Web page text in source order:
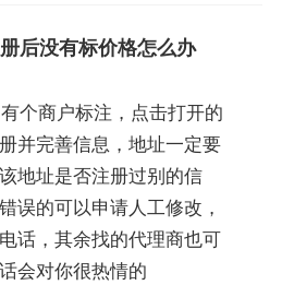
后没有标价格怎么办
个商户标注，点击打开的
并完善信息，地址一定要
地址是否注册过别的信
误的可以申请人工修改，
话，其余找的代理商也可
会对你很热情的